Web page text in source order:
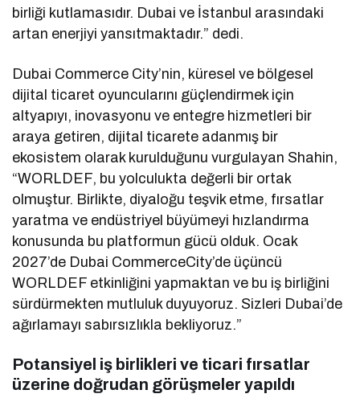
birliği kutlamasıdır. Dubai ve İstanbul arasındaki
artan enerjiyi yansıtmaktadır.” dedi.
Dubai Commerce City’nin, küresel ve bölgesel
dijital ticaret oyuncularını güçlendirmek için
altyapıyı, inovasyonu ve entegre hizmetleri bir
araya getiren, dijital ticarete adanmış bir
ekosistem olarak kurulduğunu vurgulayan Shahin,
“WORLDEF, bu yolculukta değerli bir ortak
olmuştur. Birlikte, diyaloğu teşvik etme, fırsatlar
yaratma ve endüstriyel büyümeyi hızlandırma
konusunda bu platformun gücü olduk. Ocak
2027’de Dubai CommerceCity’de üçüncü
WORLDEF etkinliğini yapmaktan ve bu iş birliğini
sürdürmekten mutluluk duyuyoruz. Sizleri Dubai’de
ağırlamayı sabırsızlıkla bekliyoruz.”
Potansiyel iş birlikleri ve ticari fırsatlar
üzerine doğrudan görüşmeler yapıldı